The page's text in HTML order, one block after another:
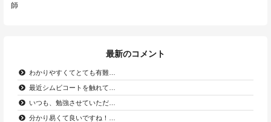
師
最新のコメント
わかりやすくてとても有難…
最近シムビコートを触れて…
いつも、勉強させていただ…
分かり易くて良いですね！…